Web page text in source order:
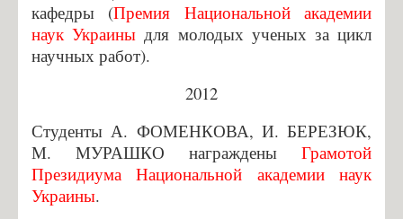
кафедры (Премия Национальной академии
наук Украиныдля молодых ученых за цикл
научных работ).
2012
Студенты А. ФОМЕНКОВА, И. БЕРЕЗЮК,
М. МУРАШКО награждены Грамотой
Президиума Национальной академии наук
Украины.